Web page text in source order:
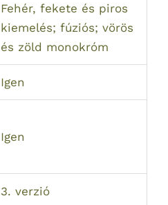
Fehér, fekete és piros
kiemelés; fúziós; vörös
és zöld monokróm
Igen
Igen
3. verzió